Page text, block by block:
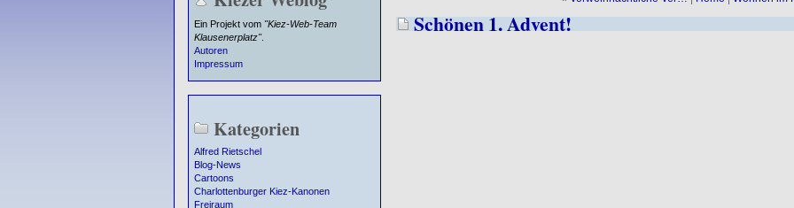
Ein Projekt vom "Kiez-Web-Team
Klausenerplatz".
Autoren
Impressum
Kategorien
Alfred Rietschel
Blog-News
Cartoons
Charlottenburger Kiez-Kanonen
Freiraum
Schönen 1. Advent!